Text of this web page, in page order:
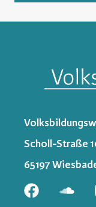
Scholl-Straße
65197